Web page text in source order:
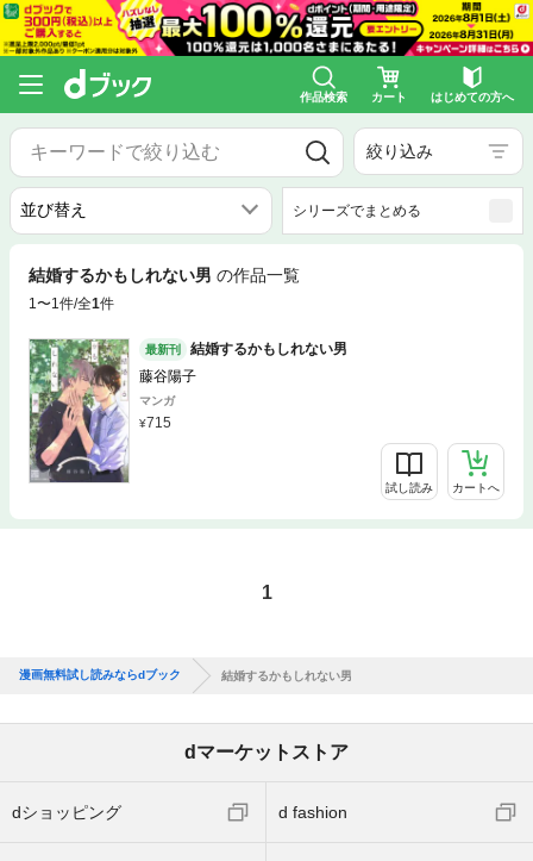
作品検索 カート はじめての方へ
絞り込み
シリーズでまとめる
結婚するかもしれない男 の作品一覧
1〜1件/全1件
最新刊
結婚するかもしれない男
藤谷陽子
マンガ
715
試し読み カートへ
1
漫画無料試し読みならdブック 結婚するかもしれない男
dマーケットストア
dショッピング d fashion